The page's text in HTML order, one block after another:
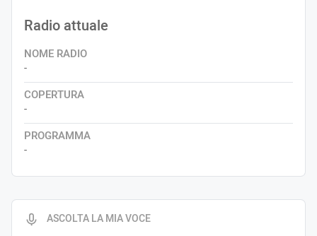
ASCOLTA LA MIA VOCE
Radio attuale
NOME RADIO
-
COPERTURA
-
PROGRAMMA
-